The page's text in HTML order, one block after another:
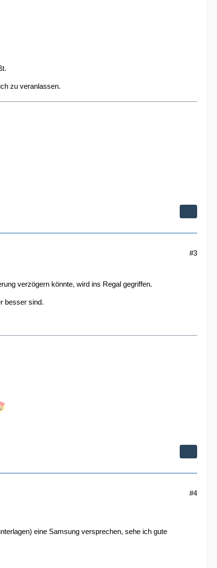
zu veranlassen.
#3
verzögern könnte, wird ins Regal gegriffen.
besser sind.
#4
eine Samsung versprechen, sehe ich gute